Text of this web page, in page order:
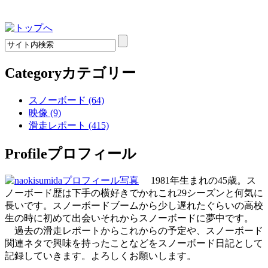
Categoryカテゴリー
スノーボード (64)
映像 (9)
滑走レポート (415)
Profileプロフィール
1981年生まれの45歳。ス
ノーボード歴は下手の横好きでかれこれ29シーズンと何気に
長いです。スノーボードブームから少し遅れたぐらいの高校
生の時に初めて出会いそれからスノーボードに夢中です。
過去の滑走レポートからこれからの予定や、スノーボード
関連ネタで興味を持ったことなどをスノーボード日記として
記録していきます。よろしくお願いします。